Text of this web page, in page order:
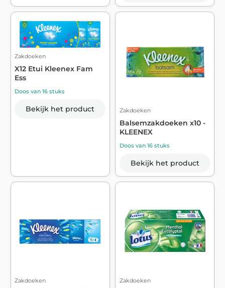
Zakdoeken
X12 Etui Kleenex Fam
Ess
Doos van 16 stuks
Bekijk het product Zakdoeken
Balsemzakdoeken x10 -
KLEENEX
Doos van 16 stuks
Bekijk het product
Zakdoeken Zakdoeken